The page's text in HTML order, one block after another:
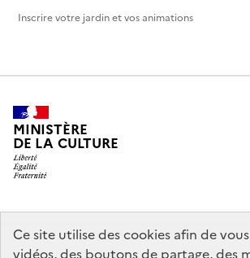
Ce site utilise des cookies afin de
vidéos, des boutons de partage, des
Inscrire votre jardin et vos animations
MINISTÈRE
DE LA CULTURE
legifrance.gouv.fr
info.gouv.fr